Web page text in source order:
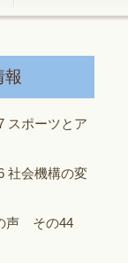
報
スポーツとア
社会機構の変
声 その44